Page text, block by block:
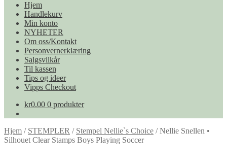
Hjem
Handlekurv
Min konto
NYHETER
Om oss/Kontakt
Personvernerklæring
Salgsvilkår
Til kassen
Tips og ideer
Vipps Checkout
kr0.00 0 produkter
Hjem / STEMPLER / Stempel Nellie`s Choice /Nellie Snellen •
Silhouet Clear Stamps Boys Playing Soccer